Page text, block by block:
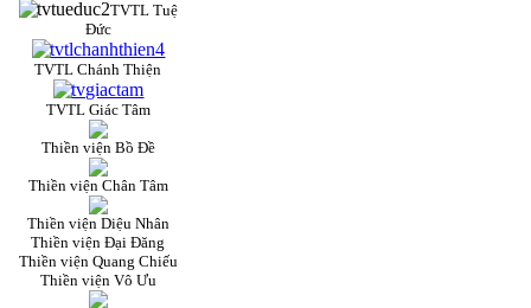
TVTL Tuệ
Đức
TVTL Chánh Thiện
TVTL Giác Tâm
Thiền viện Bồ Đề
Thiền viện Chân Tâm
Thiền viện Diệu Nhân
Thiền viện Đại Đăng
Thiền viện Quang Chiếu
Thiền viện Vô Ưu